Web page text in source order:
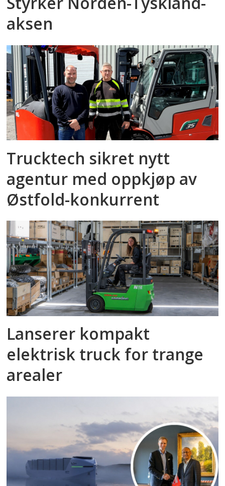
aksen
Trucktech sikret nytt
agentur med oppkjøp av
Østfold-konkurrent
Lanserer kompakt
elektrisk truck for trange
arealer